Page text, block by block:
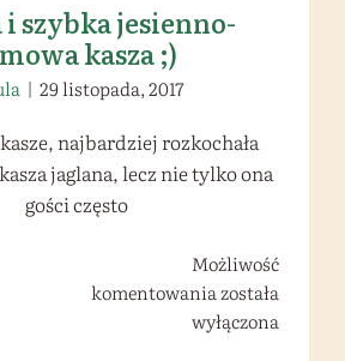
i szybka jesienno-
kasza ;)
| 29 listopada, 2017
najbardziej rozkochała
jaglana, lecz nie tylko ona
gości często
Możliwość
komentowaniaProsta
i
została
wyłączona